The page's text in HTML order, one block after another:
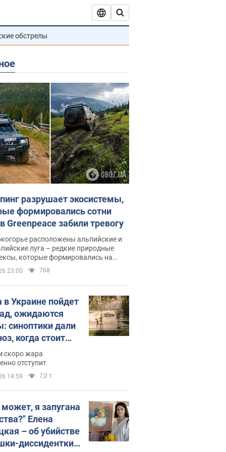
обстрелы
разрушает экосистемы,
формировались сотни
Greenpeace забили тревогу
расположены альпийские и
луга – редкие природные
которые формировались на
сотен лет
23:00 768
Украине пойдет
ожидаются
синоптики дали
когда стоит
изменения
скоро жара
отступит
14:59 7,0 т.
я запугана
Елена
– об убийстве
диссидентки